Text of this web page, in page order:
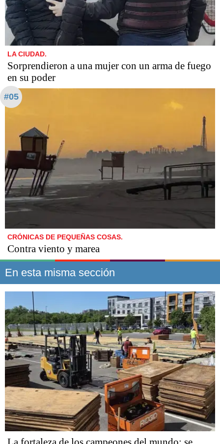
LA CIUDAD.
Sorprendieron a una mujer con un arma de fuego
en su poder
#05
CRÓNICAS DE PEQUEÑAS COSAS.
Contra viento y marea
En esta misma sección